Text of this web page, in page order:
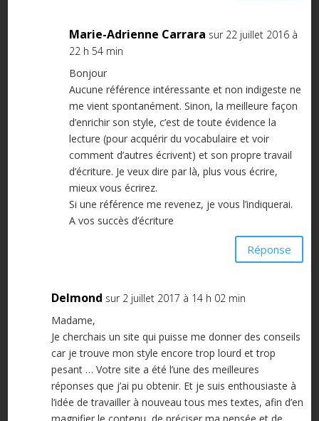
Marie-Adrienne Carrara sur 22 juillet 2016 à
22 h 54 min
Bonjour
Aucune référence intéressante et non indigeste ne
me vient spontanément. Sinon, la meilleure façon
d’enrichir son style, c’est de toute évidence la
lecture (pour acquérir du vocabulaire et voir
comment d’autres écrivent) et son propre travail
d’écriture. Je veux dire par là, plus vous écrire,
mieux vous écrirez.
Si une référence me revenez, je vous l’indiquerai.
A vos succès d’écriture
Réponse
Delmond sur 2 juillet 2017 à 14 h 02 min
Madame,
Je cherchais un site qui puisse me donner des conseils
car je trouve mon style encore trop lourd et trop
pesant … Votre site a été l’une des meilleures
réponses que j’ai pu obtenir. Et je suis enthousiaste à
l’idée de travailler à nouveau tous mes textes, afin d’en